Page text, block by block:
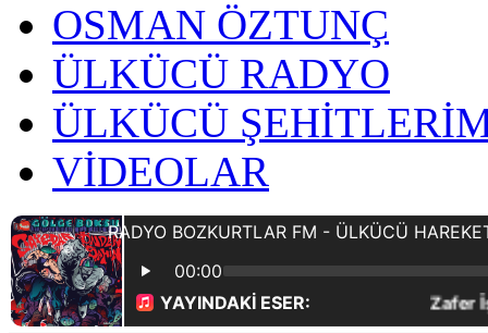
OSMAN ÖZTUNÇ
ÜLKÜCÜ RADYO
ÜLKÜCÜ
VİDEOLAR